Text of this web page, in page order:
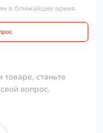
в ближайшее время.
станьте
вопрос.